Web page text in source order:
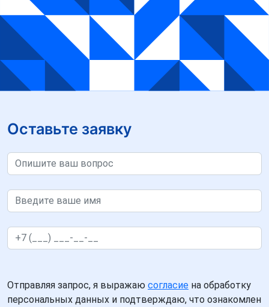
Оставьте заявку
Отправляя запрос, я выражаю согласие на обработку
персональных данных и подтверждаю, что ознакомлен